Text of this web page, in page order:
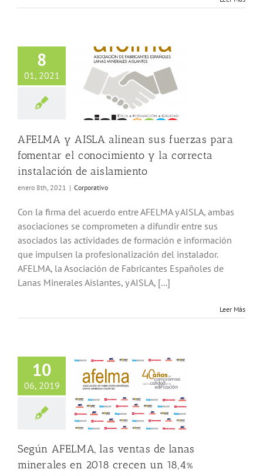
8
01, 2021
y AISLA
fuerzas para
el
y la
instalación de
AFELMA y AISLA alinean sus fuerzas para
fomentar el conocimiento y la correcta
instalación de aislamiento
enero 8th, 2021 | Corporativo
Con la firma del acuerdo entre AFELMA y AISLA, ambas
asociaciones se comprometen a difundir entre sus
asociados las actividades de formación e información
que impulsen la profesionalización del instalador.
AFELMA, la Asociación de Fabricantes Españoles de
Lanas Minerales Aislantes, y AISLA, [...]
Leer Más
10
06, 2019
AFELMA, las
de lanas
un 18,4%
Según AFELMA, las ventas de lanas
minerales en 2018 crecen un 18,4%